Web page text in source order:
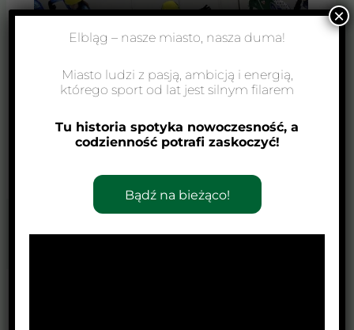
Elbląg – nasze miasto, nasza duma!
Miasto ludzi z pasją, ambicją i energią,
którego sport od lat jest silnym filarem
Tu historia spotyka nowoczesność, a
codzienność potrafi zaskoczyć!
Bądź na bieżąco!
×